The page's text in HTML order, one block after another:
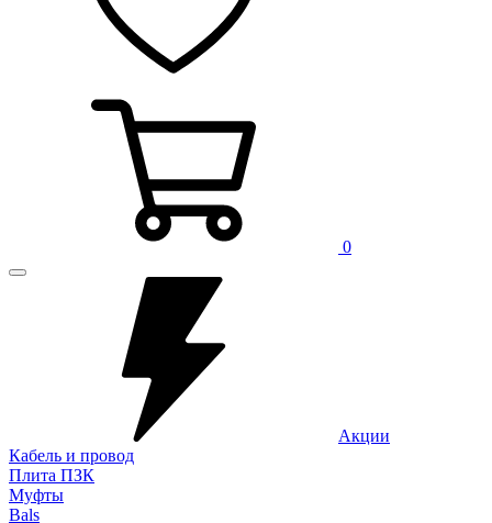
0
Акции
Кабель и провод
Плита ПЗК
Муфты
Bals